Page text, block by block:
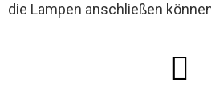
die Lampen anschließen